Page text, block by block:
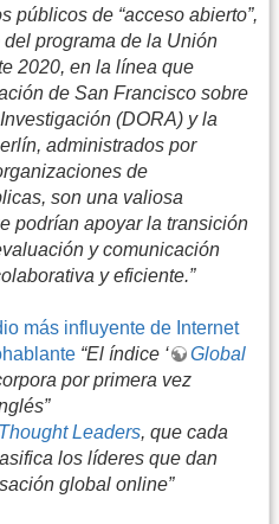
públicos de “acceso abierto”,
programa de la Unión
2020, en la línea que
de San Francisco sobre
(DORA) y la
administrados por
de
son una valiosa
podrían apoyar la transición
y comunicación
y eficiente.”
más influyente de Internet
“El índice ‘
Global
por primera vez
Leaders, que cada
los líderes que dan
global online”